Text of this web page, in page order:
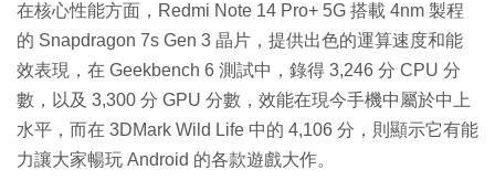
0
%
間
在核心性能方面，Redmi Note 14 Pro+ 5G 搭載 4nm 製程
的 Snapdragon 7s Gen 3 晶片，提供出色的運算速度和能
效表現，在 Geekbench 6 測試中，錄得 3,246 分 CPU 分
數，以及 3,300 分 GPU 分數，效能在現今手機中屬於中上
水平，而在 3DMark Wild Life 中的 4,106 分，則顯示它有能
力讓大家暢玩 Android 的各款遊戲大作。